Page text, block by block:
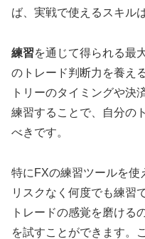
ば、実戦で使えるスキル
練習を通じて得られる最
のトレード判断力を養え
トリーのタイミングや決
練習することで、自分の
べきです。
特にFXの練習ツールを使
リスクなく何度でも練習
トレードの感覚を磨ける
を試すことができます。